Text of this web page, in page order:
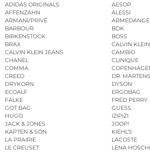
ADIDAS ORIGINALS
AESOP
AFFENZAHN
ALESSI
ARMANI/PRIVÉ
BARBOUR
BDK
BIRKENSTOCK
BOSS
BRAX
CALVIN KLEIN
CALVIN KLEIN JEANS
CAMBIO
CHANEL
CLINIQUE
COMMA
CREED
DR. MARTENS
DRYKORN
DYSON
ECOALF
ERGOBAG
FALKE
FRED PERRY
GOT BAG
GUESS
HUGO
IZIPIZI
JACK & JONES
JOOP!
KAPTEN & SON
KIEHL’S
LA PRAIRIE
LACOSTE
LE CREUSET
LENA